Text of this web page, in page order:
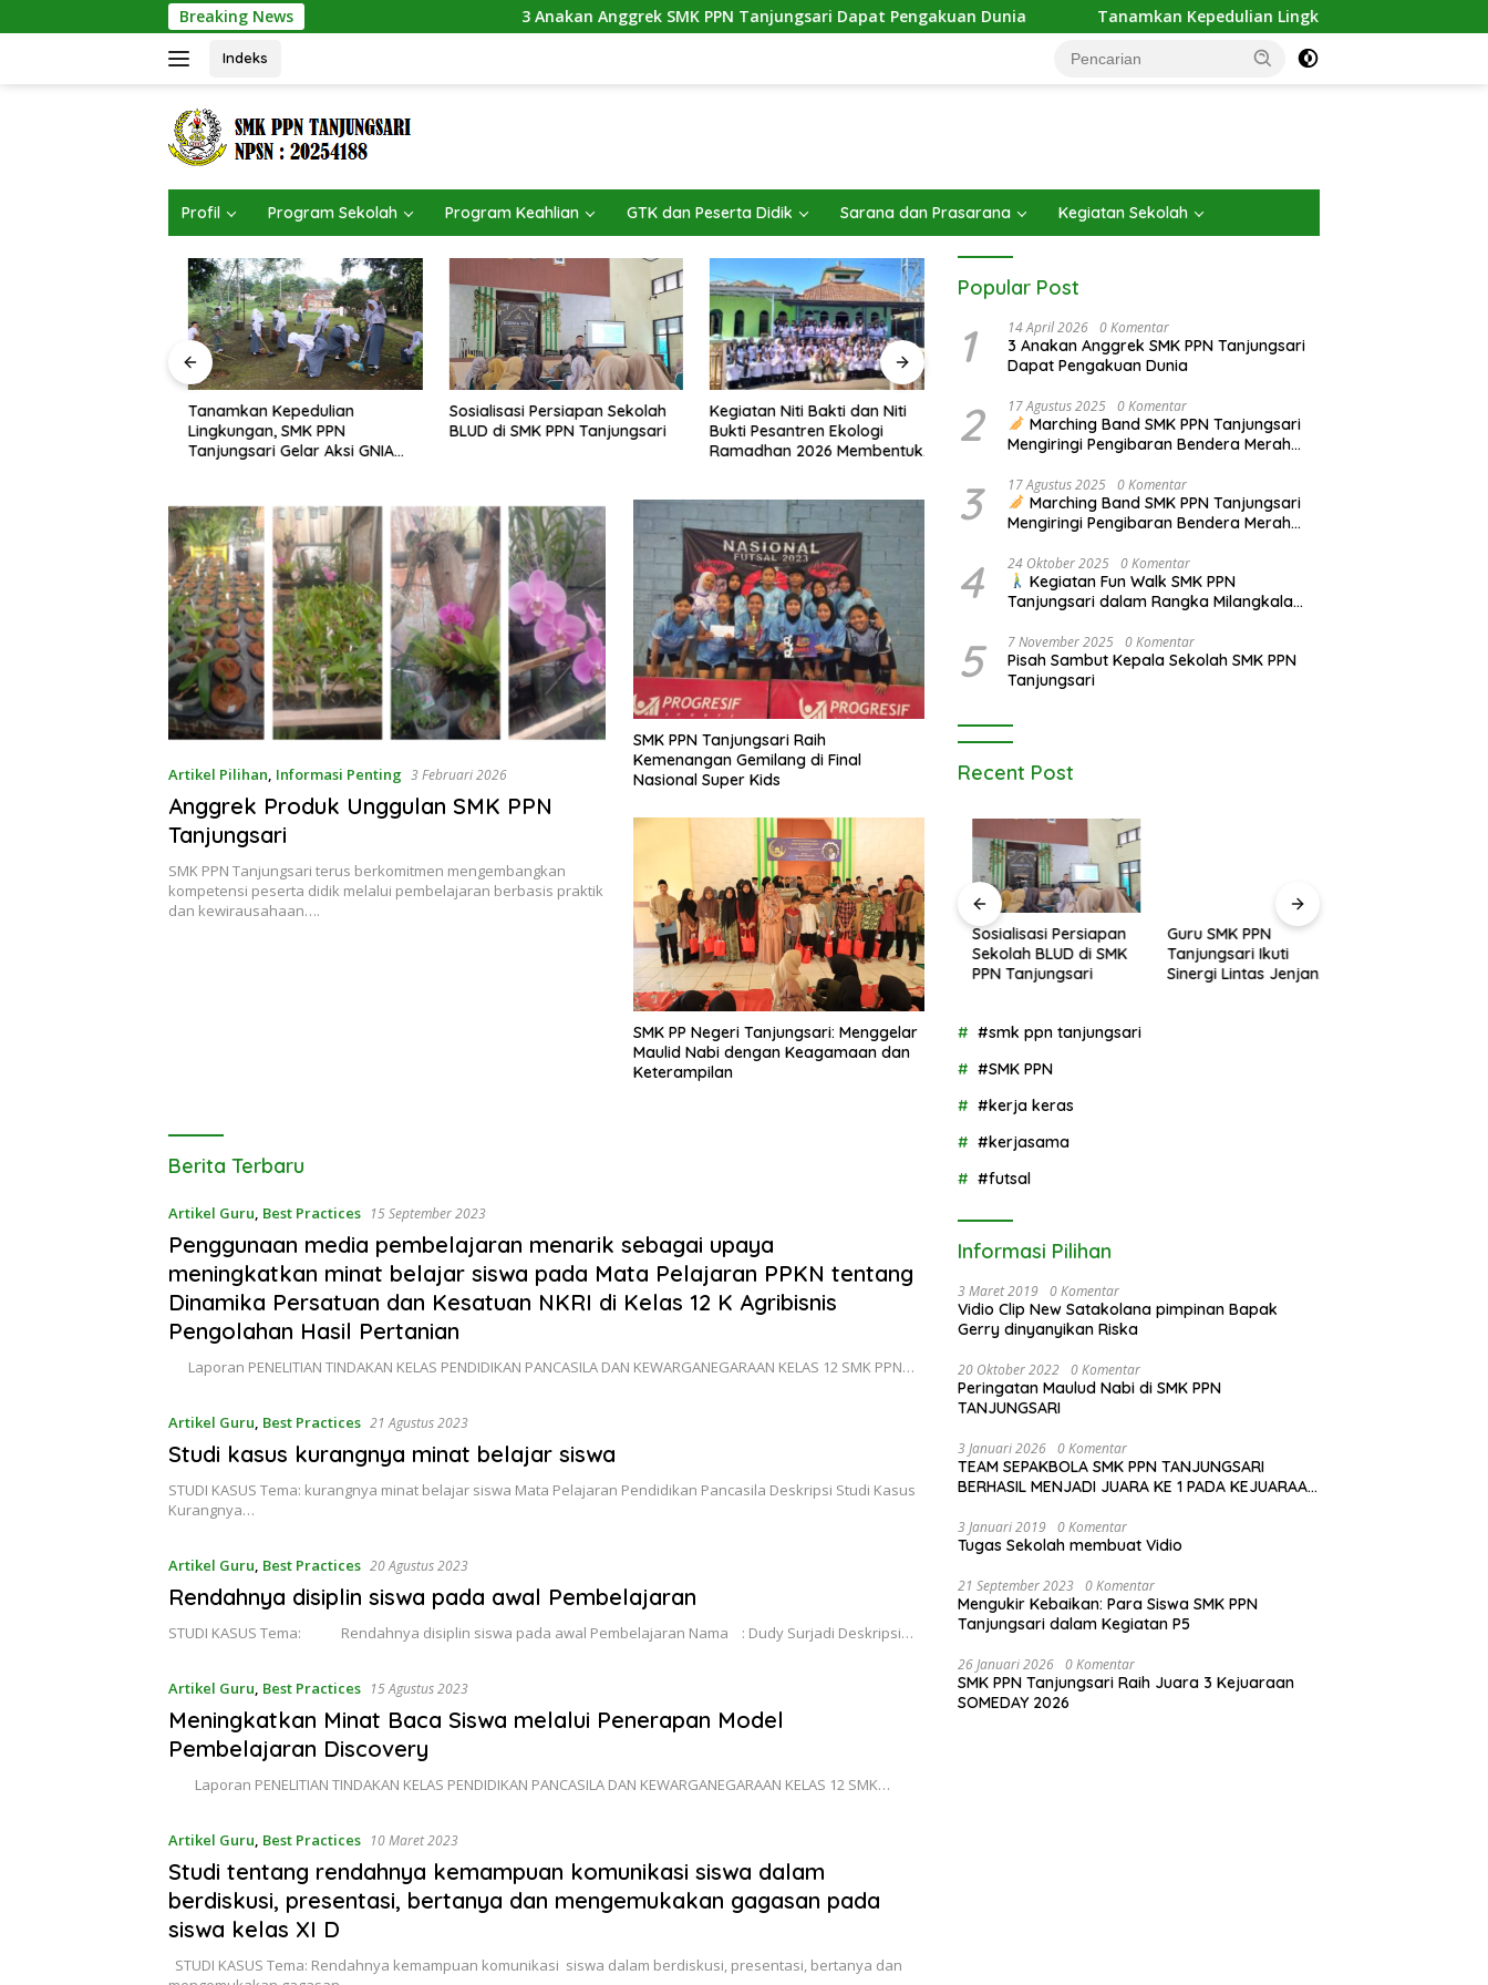
ke
Breaking News 3 Anakan Anggrek SMK PPN Tanjungsari Dapat Pengakuan Dunia Tanamkan Kepedulian Lingkungan, SMK PPN Tanjungsari
Indeks
Profil Program Sekolah Program Keahlian GTK dan Peserta Didik Sarana dan Prasarana Kegiatan Sekolah
Tanamkan Kepedulian
Lingkungan, SMK PPN
Tanjungsari Gelar Aksi GNIA
Sosialisasi Persiapan Sekolah
BLUD di SMK PPN Tanjungsari
Kegiatan Niti Bakti dan Niti
Bukti Pesantren Ekologi
Ramadhan 2026 Membentuk
SMK PPN Tanjungsari
Keberhasilan Budidaya
anggrek yang berkualitas
unggul di SMK PPN Tanjungsari
Sumatif Akhir Jenjang) di SMK
PPN Tanjungsari
Artikel Pilihan, Informasi Penting 3 Februari 2026
Anggrek Produk Unggulan SMK PPN
Tanjungsari
SMK PPN Tanjungsari terus berkomitmen mengembangkan
kompetensi peserta didik melalui pembelajaran berbasis praktik
dan kewirausahaan….
SMK PPN Tanjungsari Raih
Kemenangan Gemilang di Final
Nasional Super Kids
SMK PP Negeri Tanjungsari: Menggelar
Maulid Nabi dengan Keagamaan dan
Keterampilan
Berita Terbaru
Artikel Guru, Best Practices 15 September 2023
Penggunaan media pembelajaran menarik sebagai upaya
meningkatkan minat belajar siswa pada Mata Pelajaran PPKN tentang
Dinamika Persatuan dan Kesatuan NKRI di Kelas 12 K Agribisnis
Pengolahan Hasil Pertanian
Laporan PENELITIAN TINDAKAN KELAS PENDIDIKAN PANCASILA DAN KEWARGANEGARAAN KELAS 12 SMK PPN…
Artikel Guru, Best Practices 21 Agustus 2023
Studi kasus kurangnya minat belajar siswa
STUDI KASUS Tema: kurangnya minat belajar siswa Mata Pelajaran Pendidikan Pancasila Deskripsi Studi Kasus
Kurangnya…
Artikel Guru, Best Practices 20 Agustus 2023
Rendahnya disiplin siswa pada awal Pembelajaran
STUDI KASUS Tema: Rendahnya disiplin siswa pada awal Pembelajaran Nama : Dudy Surjadi Deskripsi…
Artikel Guru, Best Practices 15 Agustus 2023
Meningkatkan Minat Baca Siswa melalui Penerapan Model
Pembelajaran Discovery
Laporan PENELITIAN TINDAKAN KELAS PENDIDIKAN PANCASILA DAN KEWARGANEGARAAN KELAS 12 SMK…
Artikel Guru, Best Practices 10 Maret 2023
Studi tentang rendahnya kemampuan komunikasi siswa dalam
berdiskusi, presentasi, bertanya dan mengemukakan gagasan pada
siswa kelas XI D
STUDI KASUS Tema: Rendahnya kemampuan komunikasi siswa dalam berdiskusi, presentasi, bertanya dan
Popular Post
1 14 April 2026 0 Komentar
3 Anakan Anggrek SMK PPN Tanjungsari
Dapat Pengakuan Dunia
2 17 Agustus 2025 0 Komentar
Marching Band SMK PPN Tanjungsari
Mengiringi Pengibaran Bendera Merah
3 17 Agustus 2025 0 Komentar
Marching Band SMK PPN Tanjungsari
Mengiringi Pengibaran Bendera Merah
Upacara 17 Agustus 2025
4 24 Oktober 2025 0 Komentar
Kegiatan Fun Walk SMK PPN
Tanjungsari dalam Rangka Milangkala
5 7 November 2025 0 Komentar
Pisah Sambut Kepala Sekolah SMK PPN
Tanjungsari
Recent Post
Kegiatan Pembiasaan
Pagi di SMK PPN
Tanjungsari
Tanamkan Kepedulian
Lingkungan, SMK PPN
Tanjungsari Gelar Aksi
GNIA dengan
Semangat “Senin
Berseka”
Sosialisasi Persiapan
Sekolah BLUD di SMK
PPN Tanjungsari
#smk ppn tanjungsari
#SMK PPN
#kerjasama
3 Maret 2019 0 Komentar
Vidio Clip New Satakolana pimpinan Bapak
20 Oktober 2022 0 Komentar
Peringatan Maulud Nabi di SMK PPN
3 Januari 2026 0 Komentar
BERHASIL MENJADI JUARA KE 1 PADA KEJUARAAN
SIX FOOTBAL CUP BANDUNG 2026
3 Januari 2019 0 Komentar
21 September 2023 0 Komentar
Mengukir Kebaikan: Para Siswa SMK PPN